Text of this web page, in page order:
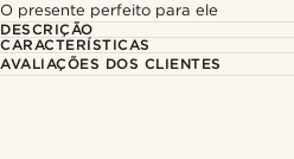
O presente perfeito para ele
DESCRIÇÃO
CARACTERÍSTICAS
AVALIAÇÕES DOS CLIENTES